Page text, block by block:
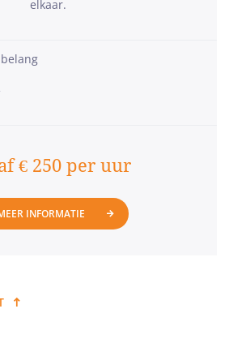
elkaar.
€ 250 per uur
INFORMATIE